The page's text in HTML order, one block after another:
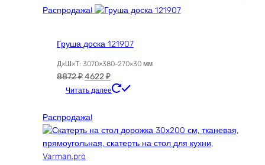
517 ₽.
Распродажа!
Груша доска 121907
Д×Ш×Т: 3070×380-270×30 мм
8872₽Первоначальная
цена
8872 ₽.
4622₽Текущая
цена:
Читать далее
Распродажа!